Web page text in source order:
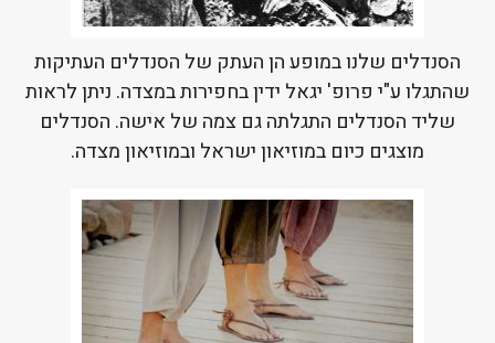
הסנדלים שלנו במופע הן העתק של הסנדלים העתיקות
שהתגלו ע"י פרופ' יגאל ידין בחפירות במצדה. ניתן לראות
שליד הסנדלים התגלתה גם צמה של אישה. הסנדלים
מוצגים כיום במוזיאון ישראל ובמוזיאון מצדה.